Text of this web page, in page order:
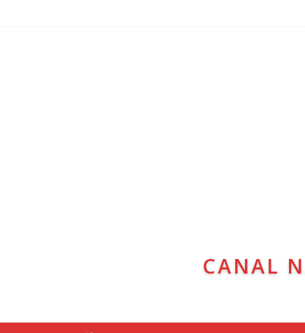
CANAL